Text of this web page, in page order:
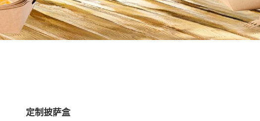
定制披萨盒